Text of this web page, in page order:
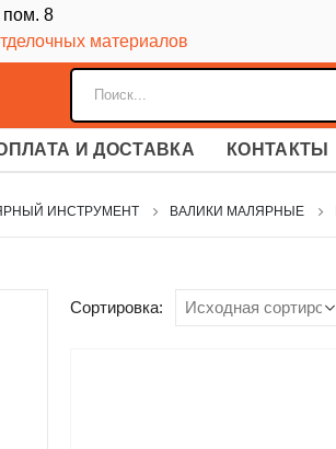
пом. 8
материалов
И ДОСТАВКА КОНТАКТЫ
ИНСТРУМЕНТ ВАЛИКИ МАЛЯРНЫЕ
Сортировка: